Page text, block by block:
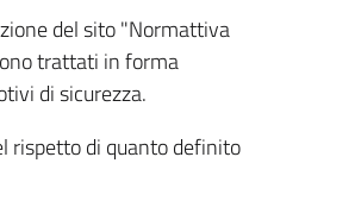
del sito "Normattiva
trattati in forma
di sicurezza.
rispetto di quanto definito